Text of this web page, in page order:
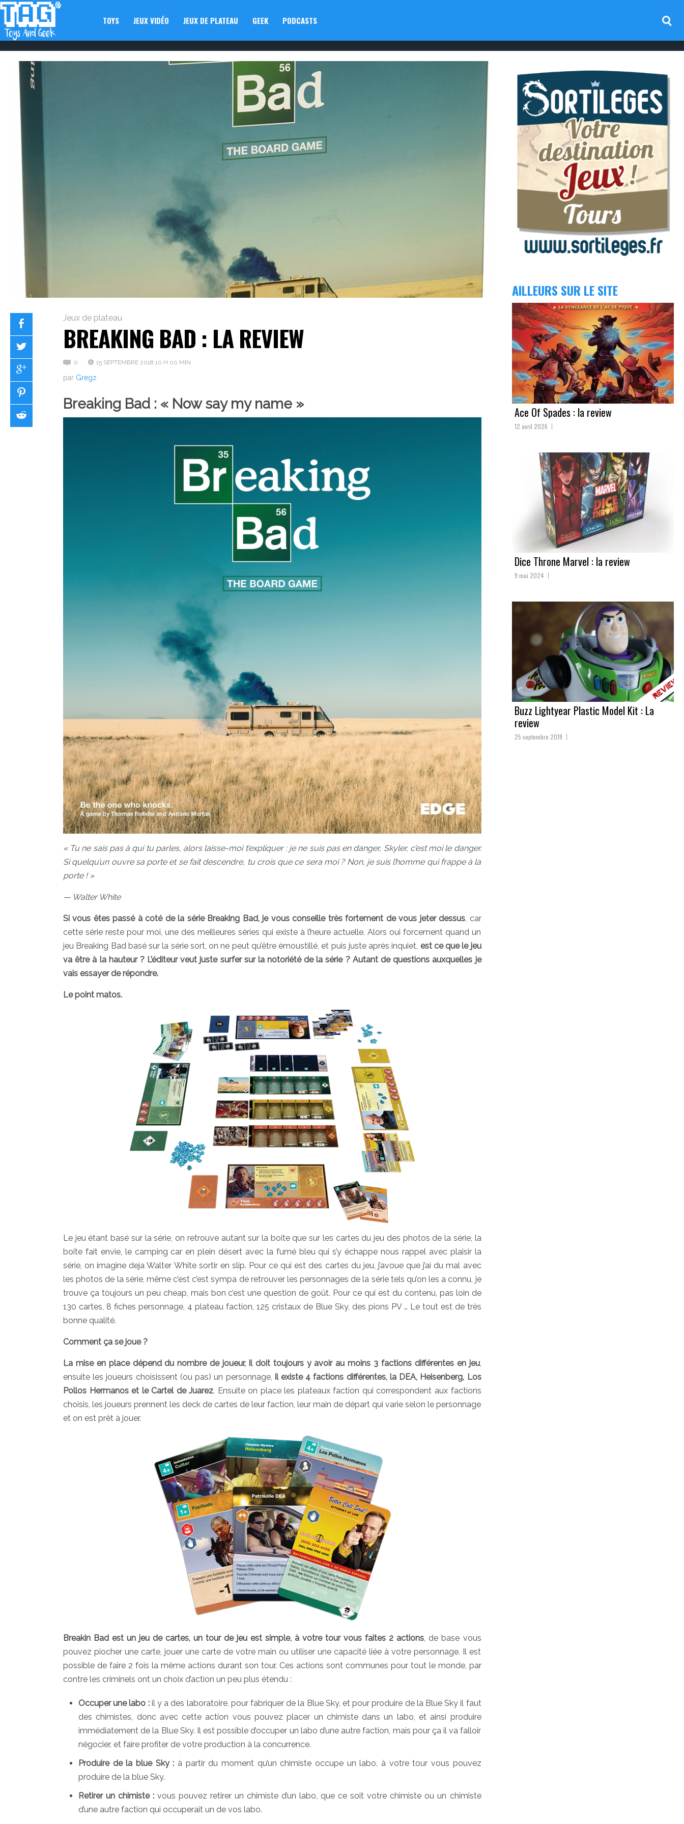
TOYS JEUX VIDÉO JEUX DE PLATEAU GEEK PODCASTS
Jeux de plateau
BREAKING BAD : LA REVIEW
0 15 SEPTEMBRE 2018 10 H 00 MIN
par Gregz
Breaking Bad : « Now say my name »
« Tu ne sais pas à qui tu parles, alors laisse-moi t’expliquer : je ne suis pas en danger, Skyler, c’est moi le danger.
Si quelqu’un ouvre sa porte et se fait descendre, tu crois que ce sera moi ? Non, je suis l’homme qui frappe à la
porte ! »
— Walter White
Si vous êtes passé à coté de la série Breaking Bad, je vous conseille très fortement de vous jeter dessus, car
cette série reste pour moi, une des meilleures séries qui existe à l’heure actuelle. Alors oui forcement quand un
jeu Breaking Bad basé sur la série sort, on ne peut qu’être émoustillé, et puis juste après inquiet, est ce que le jeu
va être à la hauteur ? L’éditeur veut juste surfer sur la notoriété de la série ? Autant de questions auxquelles je
vais essayer de répondre.
Le point matos.
Le jeu étant basé sur la série, on retrouve autant sur la boite que sur les cartes du jeu des photos de la série, la
boite fait envie, le camping car en plein désert avec la fumé bleu qui s’y échappe nous rappel avec plaisir la
série, on imagine deja Walter White sortir en slip. Pour ce qui est des cartes du jeu, j’avoue que j’ai du mal avec
les photos de la série, même c’est c’est sympa de retrouver les personnages de la série tels qu’on les a connu, je
trouve ça toujours un peu cheap, mais bon c’est une question de goût. Pour ce qui est du contenu, pas loin de
130 cartes, 8 fiches personnage, 4 plateau faction, 125 cristaux de Blue Sky, des pions PV … Le tout est de très
bonne qualité.
Comment ça se joue ?
La mise en place dépend du nombre de joueur, il doit toujours y avoir au moins 3 factions différentes en jeu,
ensuite les joueurs choisissent (ou pas) un personnage, il existe 4 factions différentes, la DEA, Heisenberg, Los
Pollos Hermanos et le Cartel de Juarez. Ensuite on place les plateaux faction qui correspondent aux factions
choisis, les joueurs prennent les deck de cartes de leur faction, leur main de départ qui varie selon le personnage
et on est prêt à jouer.
Breakin Bad est un jeu de cartes, un tour de jeu est simple, à votre tour vous faites 2 actions , de base vous
pouvez piocher une carte, jouer une carte de votre main ou utiliser une capacité liée à votre personnage. Il est
possible de faire 2 fois la même actions durant son tour. Ces actions sont communes pour tout le monde, par
contre les criminels ont un choix d’action un peu plus étendu :
Occuper une labo :il y a des laboratoire, pour fabriquer de la Blue Sky, et pour produire de la Blue Sky il faut
des chimistes, donc avec cette action vous pouvez placer un chimiste dans un labo, et ainsi produire
immédiatement de la Blue Sky. Il est possible d’occuper un labo d’une autre faction, mais pour ça il va falloir
négocier, et faire profiter de votre production à la concurrence.
Produire de la blue Sky : à partir du moment qu’un chimiste occupe un labo, à votre tour vous pouvez
produire de la blue Sky.
Retirer un chimiste : vous pouvez retirer un chimiste d’un labo, que ce soit votre chimiste ou un chimiste
d’une autre faction qui occuperait un de vos labo.
AILLEURS SUR LE SITE
Ace Of Spades : la review
12 avril 2026
Dice Throne Marvel : la review
9 mai 2024
Buzz Lightyear Plastic Model Kit : La
review
25 septembre 2019